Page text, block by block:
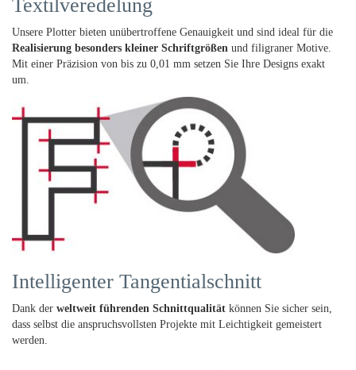
Textilveredelung
Unsere Plotter bieten unübertroffene Genauigkeit und sind ideal für die
Realisierung besonders kleiner Schriftgrößen und filigraner Motive.
Mit einer Präzision von bis zu 0,01 mm setzen Sie Ihre Designs exakt
um.
Intelligenter Tangentialschnitt
Dank der weltweit führenden Schnittqualität können Sie sicher sein,
dass selbst die anspruchsvollsten Projekte mit Leichtigkeit gemeistert
werden.